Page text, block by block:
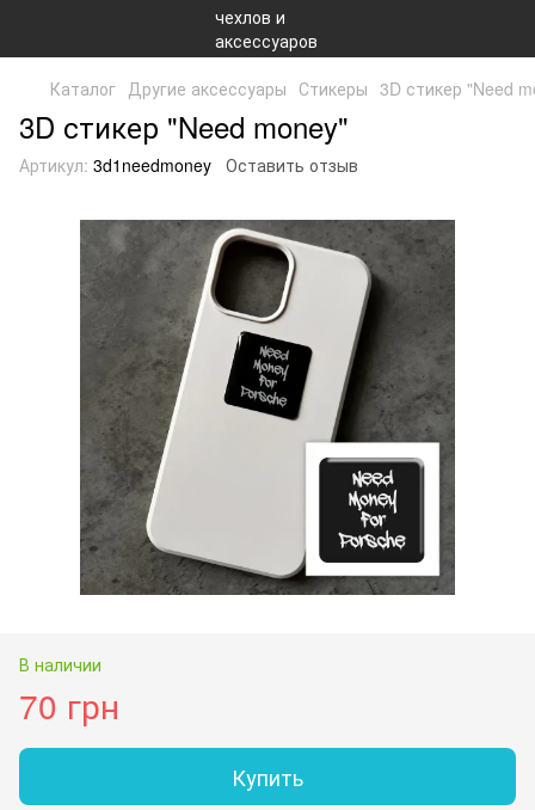
Каталог Другие аксессуары Стикеры 3D стикер "Need
3D стикер "Need money"
Артикул: 3d1needmoney Оставить отзыв
В наличии
70 грн
Купить